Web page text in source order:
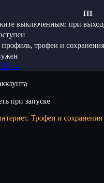
П1
выключенным: при выходе
трофеи и
П3 →
при запуске
Трофеи и